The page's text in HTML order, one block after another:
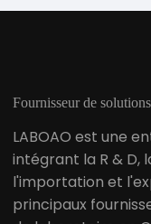
Fournisseur de
LABOAO est une
intégrant la R & D,
l'importation et
principaux